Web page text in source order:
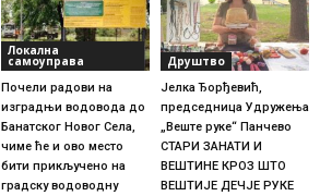
Локална
самоуправа
Почели радови на
изградњи водовода до
Банатског Новог Села,
чиме ће и ово место
бити прикључено на
градску водоводну
Друштво
Јелка Ђорђевић,
председница Удружења
„Веште руке“ Панчево
СТАРИ ЗАНАТИ И
ВЕШТИНЕ КРОЗ ШТО
ВЕШТИЈЕ ДЕЧЈЕ РУКЕ